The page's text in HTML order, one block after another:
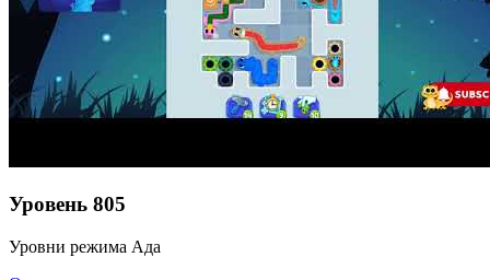
Уровень 805
Уровни режима Ада